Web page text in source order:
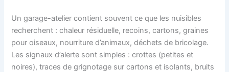
Un garage-atelier contient souvent ce que les nuisibles
recherchent : chaleur résiduelle, recoins, cartons, graines
pour oiseaux, nourriture d’animaux, déchets de bricolage.
Les signaux d’alerte sont simples : crottes (petites et
noires), traces de grignotage sur cartons et isolants, bruits